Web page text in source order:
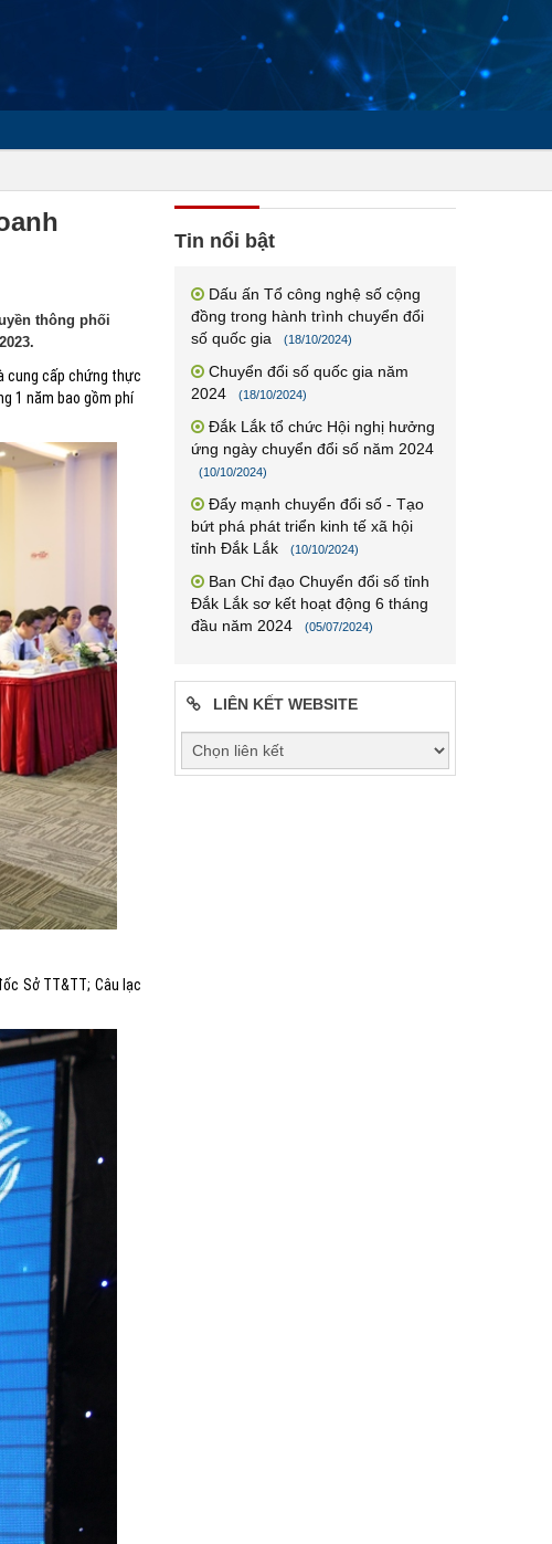
thông phối
cung cấp chứng thực
1 năm bao gồm phí
Sở TT&TT; Câu lạc
Tin nổi bật
Dấu ấn Tổ công nghệ số cộng
đồng trong hành trình chuyển đổi
số quốc gia
(18/10/2024)
Chuyển đổi số quốc gia năm
2024
(18/10/2024)
Đắk Lắk tổ chức Hội nghị hưởng
ứng ngày chuyển đổi số năm 2024
(10/10/2024)
Đẩy mạnh chuyển đổi số - Tạo
bứt phá phát triển kinh tế xã hội
tỉnh Đắk Lắk
(10/10/2024)
Ban Chỉ đạo Chuyển đổi số tỉnh
Đắk Lắk sơ kết hoạt động 6 tháng
đầu năm 2024
(05/07/2024)
LIÊN KẾT WEBSITE